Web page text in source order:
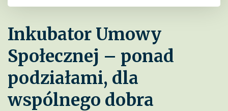
Inkubator Umowy
Społecznej – ponad
podziałami, dla
wspólnego dobra